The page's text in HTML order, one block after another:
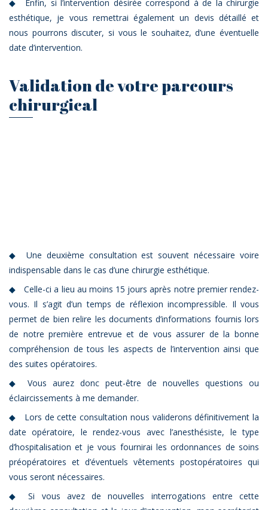
Enfin, si l’intervention désirée correspond à de la chirurgie
esthétique, je vous remettrai également un devis détaillé et
nous pourrons discuter, si vous le souhaitez, d’une éventuelle
date d’intervention.
Validation de votre parcours
chirurgical
Une deuxième consultation est souvent nécessaire voire
indispensable dans le cas d’une chirurgie esthétique.
Celle-ci a lieu au moins 15 jours après notre premier rendez-
vous. Il s’agit d’un temps de réflexion incompressible. Il vous
permet de bien relire les documents d’informations fournis lors
de notre première entrevue et de vous assurer de la bonne
compréhension de tous les aspects de l’intervention ainsi que
des suites opératoires.
Vous aurez donc peut-être de nouvelles questions ou
éclaircissements à me demander.
Lors de cette consultation nous validerons définitivement la
date opératoire, le rendez-vous avec l’anesthésiste, le type
d’hospitalisation et je vous fournirai les ordonnances de soins
préopératoires et d’éventuels vêtements postopératoires qui
vous seront nécessaires.
Si vous avez de nouvelles interrogations entre cette